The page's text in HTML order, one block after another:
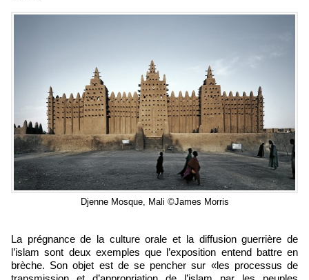
Djenne Mosque, Mali ©James Morris
La prégnance de la culture orale et la diffusion guerrière de
l’islam sont deux exemples que l’exposition entend battre en
brèche. Son objet est de se pencher sur «les processus de